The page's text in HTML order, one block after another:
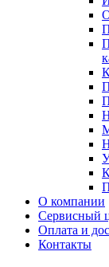
О компании
Сервисный
Оплата и
Контакты